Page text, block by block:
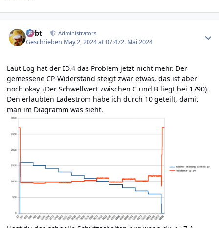
rtrbt Administrators
Geschrieben May 2, 2024 at 07:472. Mai 2024
Laut Log hat der ID.4 das Problem jetzt nicht mehr. Der
gemessene CP-Widerstand steigt zwar etwas, das ist aber
noch okay. (Der Schwellwert zwischen C und B liegt bei 1790).
Den erlaubten Ladestrom habe ich durch 10 geteilt, damit
man im Diagramm was sieht.